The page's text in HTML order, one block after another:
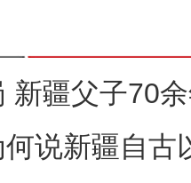
新疆父子70
说新疆自古